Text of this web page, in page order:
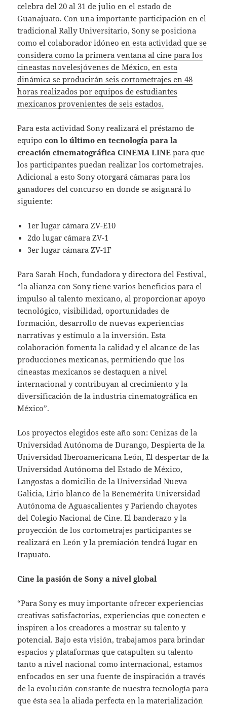
celebra del 20 al 31 de julio en el estado de
Guanajuato. Con una importante participación en el
tradicional Rally Universitario, Sony se posiciona
como el colaborador idóneoen esta actividad que se
considera como la primera ventana al cine para los
cineastas novelesjóvenes de México, en esta
dinámica se producirán seis cortometrajes en 48
horas realizados por equipos de estudiantes
mexicanos provenientes de seis estados.
Para esta actividad Sony realizará el préstamo de
equipocon lo último en tecnología para la
creación cinematográfica CINEMA LINE para que
los participantes puedan realizar los cortometrajes.
Adicional a esto Sony otorgará cámaras para los
ganadores del concurso en donde se asignará lo
siguiente:
1er lugar cámara ZV-E10
2do lugar cámara ZV-1
3er lugar cámara ZV-1F
Para Sarah Hoch, fundadora y directora del Festival,
“la alianza con Sony tiene varios beneficios para el
impulso al talento mexicano, al proporcionar apoyo
tecnológico, visibilidad, oportunidades de
formación, desarrollo de nuevas experiencias
narrativas y estímulo a la inversión. Esta
colaboración fomenta la calidad y el alcance de las
producciones mexicanas, permitiendo que los
cineastas mexicanos se destaquen a nivel
internacional y contribuyan al crecimiento y la
diversificación de la industria cinematográfica en
México”.
Los proyectos elegidos este año son: Cenizas de la
Universidad Autónoma de Durango, Despierta de la
Universidad Iberoamericana León, El despertar de la
Universidad Autónoma del Estado de México,
Langostas a domicilio de la Universidad Nueva
Galicia, Lirio blanco de la Benemérita Universidad
Autónoma de Aguascalientes y Pariendo chayotes
del Colegio Nacional de Cine. El banderazo y la
proyección de los cortometrajes participantes se
realizará en León y la premiación tendrá lugar en
Irapuato.
Cine la pasión de Sony a nivel global
“Para Sony es muy importante ofrecer experiencias
creativas satisfactorias, experiencias que conecten e
inspiren a los creadores a mostrar su talento y
potencial. Bajo esta visión, trabajamos para brindar
espacios y plataformas que catapulten su talento
tanto a nivel nacional como internacional, estamos
enfocados en ser una fuente de inspiración a través
de la evolución constante de nuestra tecnología para
que ésta sea la aliada perfecta en la materialización